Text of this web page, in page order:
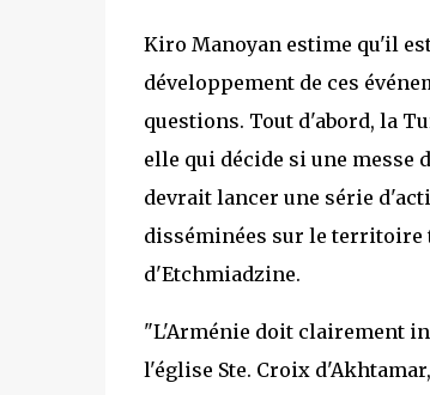
Kiro Manoyan estime qu'il
développement de ces
questions. Tout d'abord, la
elle qui décide si une messe
devrait lancer une série
disséminées sur le territoire
d'Etchmiadzine.
"L'Arménie doit clairement
l'église Ste. Croix